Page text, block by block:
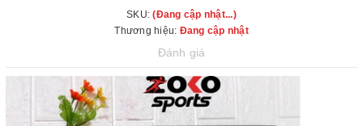
SKU:(Đang cập nhật...)
Thương hiệu: Đang cập nhật
Đánh giá